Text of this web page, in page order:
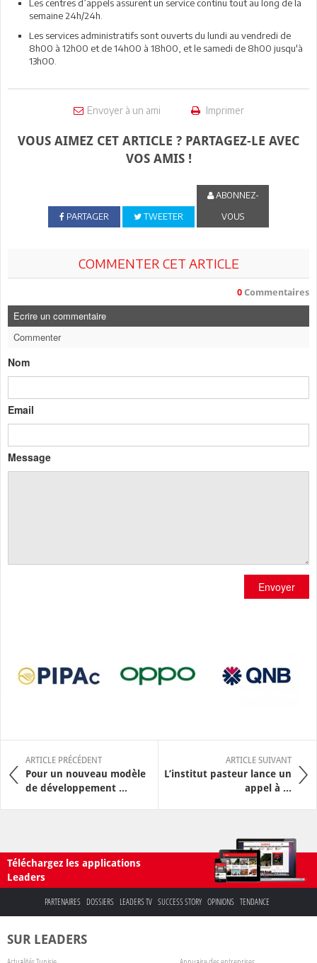
Les centres d’appels assurent un service continu tout au long de la
semaine 24h/24h.
Les services administratifs sont ouverts du lundi au vendredi de
8h00 à 12h00 et de 14h00 à 18h00, et le samedi de 8h00 jusqu'à
13h00.
Envoyer à un ami Imprimer
VOUS AIMEZ CET ARTICLE ? PARTAGEZ-LE AVEC
VOS AMIS !
PARTAGER TWEETER
ABONNEZ-
VOUS
COMMENTER CET ARTICLE
0 Commentaires
Ecrire un commentaire
Commenter
Nom
Email
Message
Envoyer
ARTICLE PRÉCÉDENT
Pour un nouveau modèle
de développement ...
ARTICLE SUIVANT
L’institut pasteur lance un
appel à ...
Téléchargez les applications
Leaders
PARTENAIRES DOSSIERS LEADERS TV SUCCESS STORY OPINIONS TENDANCE
SUR LEADERS